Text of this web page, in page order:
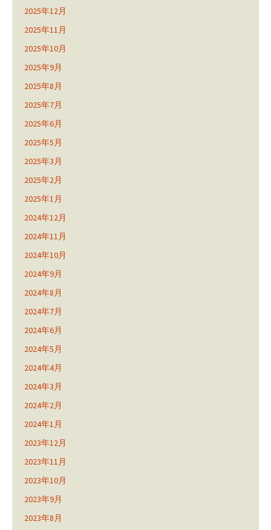
2025年12月
2025年11月
2025年10月
2025年9月
2025年8月
2025年7月
2025年6月
2025年5月
2025年3月
2025年2月
2025年1月
2024年12月
2024年11月
2024年10月
2024年9月
2024年8月
2024年7月
2024年6月
2024年5月
2024年4月
2024年3月
2024年2月
2024年1月
2023年12月
2023年11月
2023年10月
2023年9月
2023年8月